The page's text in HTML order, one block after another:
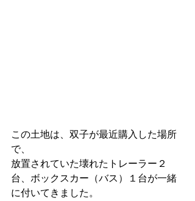
この土地は、双子が最近購入した場所
で、
放置されていた壊れたトレーラー２
台、ボックスカー（バス）１台が一緒
に付いてきました。